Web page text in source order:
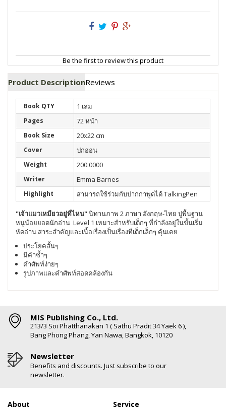
Be the first to review this product
Product DescriptionReviews
Book QTY 1 เล่ม
Pages 72 หน้า
Book Size 20x22 cm
Cover ปกอ่อน
Weight 200.0000
Writer Emma Barnes
Highlight สามารถใช้ร่วมกับปากกาพูดได้ TalkingPen
"เจ้าแมวเหมียวอยู่ที่ไหน"นิทานภาพ 2 ภาษา อังกฤษ-ไทย ปูพื้นฐาน
หนูน้อยยอดนักอ่าน Level 1 เหมาะสำหรับเด็กๆ ที่กำลังอยู่ในขั้นเริ่ม
หัดอ่าน สาระสำคัญและเนื้อเรื่องเป็นเรื่องที่เด็กเล็กๆ คุ้นเคย
ประโยคสั้นๆ
มีคำซ้ำๆ
คำศัพท์ง่ายๆ
รูปภาพและคำศัพท์สอดคล้องกัน
MIS Publishing Co., Ltd.
213/3 Soi Phatthanakan 1 ( Sathu Pradit 34 Yaek 6 ),
Bang Phong Phang, Yan Nawa, Bangkok, 10120
Newsletter
Benefits and discounts. Just subscribe to our
newsletter.
About Service